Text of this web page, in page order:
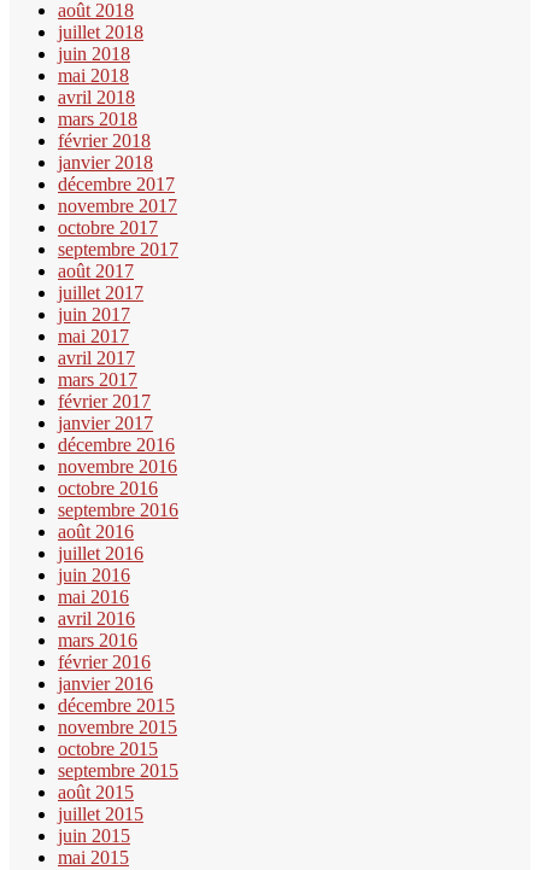
août 2018
juillet 2018
juin 2018
mai 2018
avril 2018
mars 2018
février 2018
janvier 2018
décembre 2017
novembre 2017
octobre 2017
septembre 2017
août 2017
juillet 2017
juin 2017
mai 2017
avril 2017
mars 2017
février 2017
janvier 2017
décembre 2016
novembre 2016
octobre 2016
septembre 2016
août 2016
juillet 2016
juin 2016
mai 2016
avril 2016
mars 2016
février 2016
janvier 2016
décembre 2015
novembre 2015
octobre 2015
septembre 2015
août 2015
juillet 2015
juin 2015
mai 2015